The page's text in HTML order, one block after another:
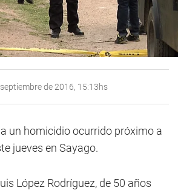
de 2016, 15:13hs
un homicidio ocurrido próximo a
jueves en Sayago.
López Rodríguez, de 50 años